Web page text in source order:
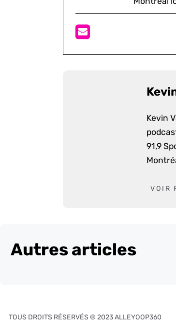
Kevin
91,9
VOIR
Autres articles
TOUS DROITS RÉSERVÉS © 2023 ALLEYOOP360